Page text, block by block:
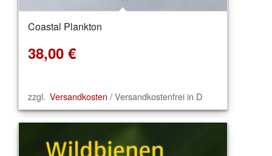
Coastal Plankton
38,00 €
zzgl. Versandkosten / Versandkostenfrei in D